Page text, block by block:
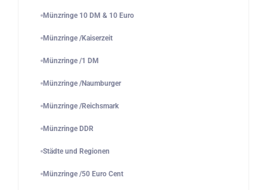
Münzringe 10 DM & 10 Euro
Münzringe /Kaiserzeit
Münzringe /1 DM
Münzringe /Naumburger
Münzringe /Reichsmark
Münzringe DDR
Städte und Regionen
Münzringe /50 Euro Cent